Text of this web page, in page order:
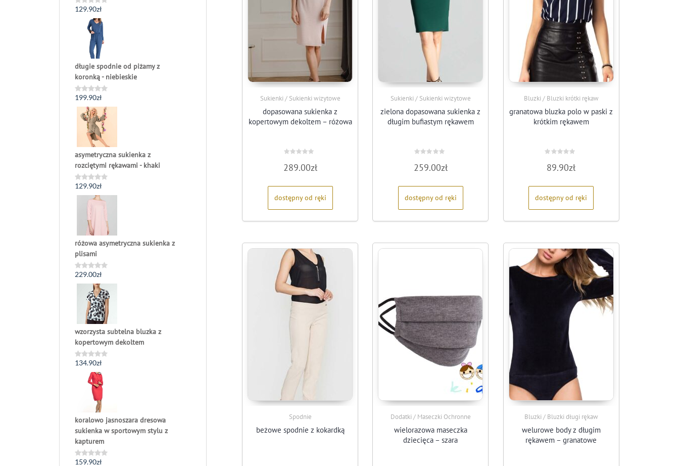
Sukienki / Sukienki wizytowe
dopasowana sukienka z
kopertowym dekoltem – różowa
0
na
289.00zł
dostępny od ręki
Sukienki / Sukienki wizytowe
zielona dopasowana sukienka z
długim bufiastym rękawem
0
na
259.00zł
dostępny od ręki
Bluzki / Bluzki krótki rękaw
granatowa bluzka polo w paski z
krótkim rękawem
0
na
89.90zł
dostępny od ręki
Spodnie
beżowe spodnie z kokardką
Dodatki / Maseczki Ochronne
wielorazowa maseczka
dziecięca – szara
Bluzki / Bluzki długi rękaw
welurowe body z długim
rękawem – granatowe
Oceniono
129.90zł
długie spodnie od piżamy z
koronką - niebieskie
Oceniono
0
na
199.90zł
asymetryczna sukienka z
rozciętymi rękawami - khaki
Oceniono
0
129.90zł
różowa asymetryczna sukienka z
plisami
Oceniono
0
229.00zł
wzorzysta subtelna bluzka z
kopertowym dekoltem
Oceniono
134.90zł
koralowo jasnoszara dresowa
sukienka w sportowym stylu z
kapturem
Oceniono
159.90zł